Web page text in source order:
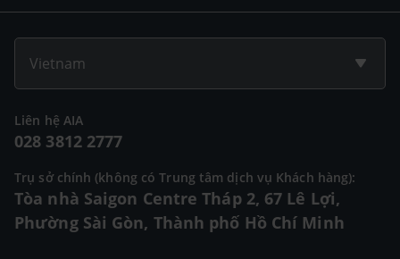
Vietnam
Liên hệ AIA
028 3812 2777
Trụ sở chính (không có Trung tâm dịch vụ Khách hàng):
Tòa nhà Saigon Centre Tháp 2, 67 Lê Lợi,
Phường Sài Gòn, Thành phố Hồ Chí Minh